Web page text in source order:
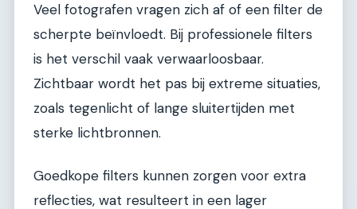
Veel fotografen vragen zich af of een filter de
scherpte beïnvloedt. Bij professionele filters
is het verschil vaak verwaarloosbaar.
Zichtbaar wordt het pas bij extreme situaties,
zoals tegenlicht of lange sluitertijden met
sterke lichtbronnen.
Goedkope filters kunnen zorgen voor extra
reflecties, wat resulteert in een lager